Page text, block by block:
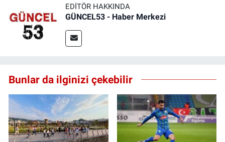
EDITÖR HAKKINDA
GÜNCEL53 - Haber Merkezi
Bunlar da ilginizi çekebilir